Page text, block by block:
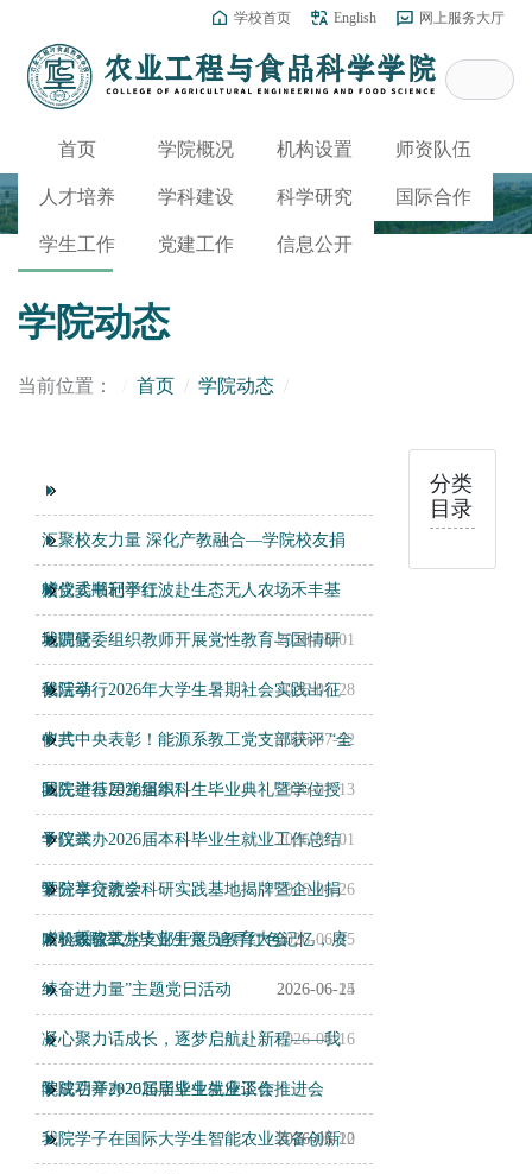
网上服务大厅
English
学校首页
首页 学院概况 机构设置 师资队伍
人才培养 学科建设 科学研究 国际合作
学生工作 党建工作 信息公开
学院动态
当前位置： 首页 学院动态
汇聚校友力量 深化产教融合—学院校友捐
赠仪式顺利举行
2026-08-01
校党委书记于红波赴生态无人农场禾丰基
地调研
2026-07-28
我院党委组织教师开展党性教育与国情研
修活动
2026-07-22
我院举行2026年大学生暑期社会实践出征
仪式
2026-07-13
中共中央表彰！能源系教工党支部获评 “全
国先进基层党组织”
2026-07-01
我院举行2026届本科生毕业典礼暨学位授
予仪式
2026-06-26
学院举办2026届本科毕业生就业工作总结
暨分享交流会
2026-06-25
学院举行教学科研实践基地揭牌暨企业捐
赠验收仪式
2026-06-24
农机系教工党支部开展“追寻红色记忆，赓
续奋进力量”主题党日活动
2026-06-16
我院举办毕业生党员教育大会
2026-06-15
凝心聚力话成长，逐梦启航赴新程——我
院成功举办2026届毕业生座谈会
2026-06-12
学院召开2026届毕业生就业工作推进会
2026-05-20
我院学子在国际大学生智能农业装备创新
分类
目录